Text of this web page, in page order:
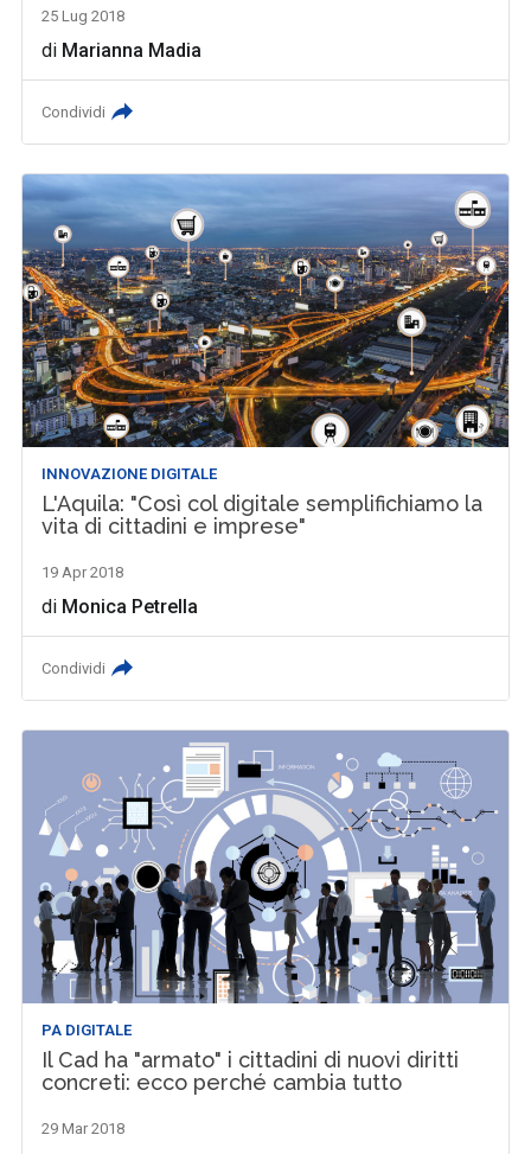
25 Lug 2018
di Marianna Madia
Condividi
INNOVAZIONE DIGITALE
L'Aquila: "Così col digitale semplifichiamo la
vita di cittadini e imprese"
19 Apr 2018
di Monica Petrella
Condividi
PA DIGITALE
Il Cad ha "armato" i cittadini di nuovi diritti
concreti: ecco perché cambia tutto
29 Mar 2018